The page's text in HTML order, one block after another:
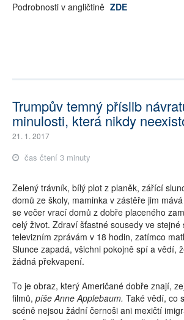
Podrobnosti v angličtině ZDE
Trumpův temný příslib
minulosti, která nikdy
21. 1. 2017
čas čtení 3 minuty
Zelený trávník, bílý plot z planěk, zářící
domů ze školy, maminka v zástěře jim
se večer vrací domů z dobře placeného
celý život. Zdraví šťastné sousedy ve stejné
televizním zprávám v 18 hodin, zatímco
Slunce zapadá, všichni pokojně spí a vědí,
žádná překvapení.
To je obraz, který Američané dobře znají,
filmů, píše Anne Applebaum. Také vědí, co
scéně nejsou žádní černoši ani mexičtí